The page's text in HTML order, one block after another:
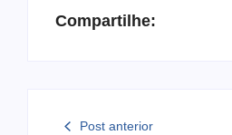
Compartilhe:
Post anterior